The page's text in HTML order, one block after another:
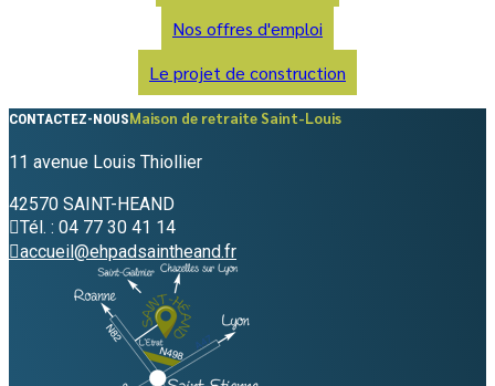
Nos offres d'emploi
Le projet de construction
CONTACTEZ-NOUSMaison de retraite Saint-Louis
11 avenue Louis Thiollier
42570 SAINT-HEAND
Tél. : 04 77 30 41 14
accueil@ehpadsaintheand.fr